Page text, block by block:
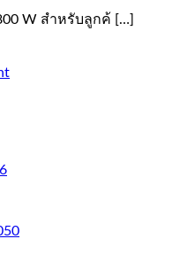
W สำหรับลูกค้ […]